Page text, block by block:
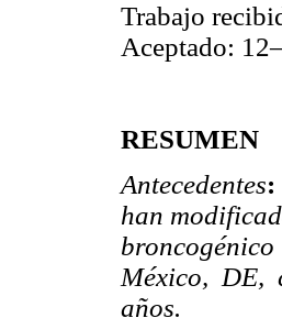
Trabajo
Aceptado:
RESUMEN
Antecedentes:
han
México, DE,
años.